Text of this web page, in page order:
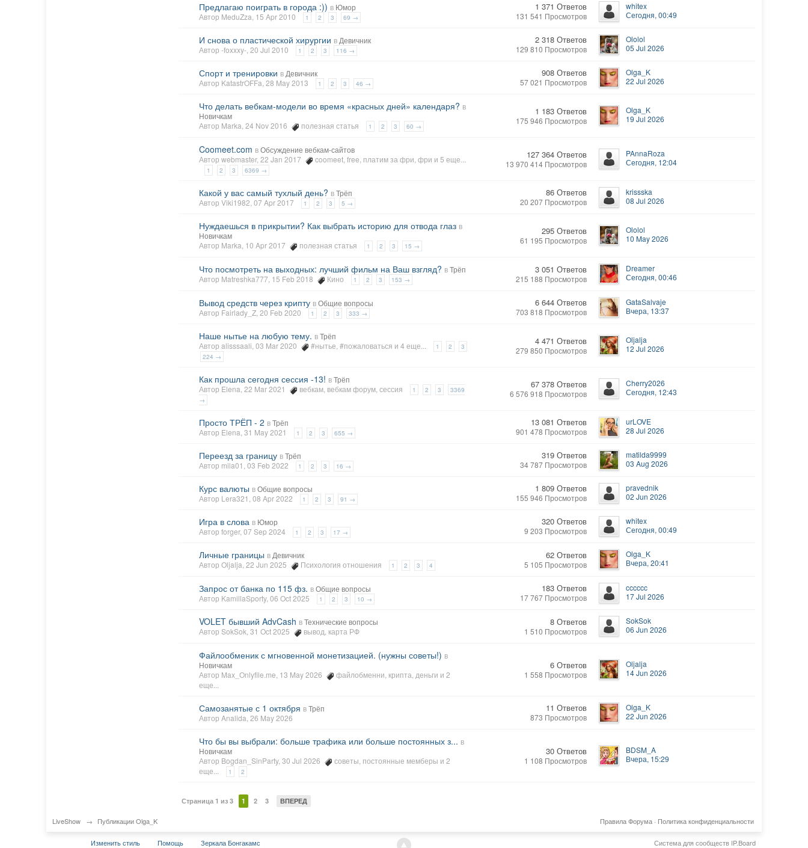
Предлагаю поиграть в города :)) в Юмор
Автор MeduZza , 15 Apr 2010 1 2 3 69 →
1 371 Ответов
131 541 Просмотров
whitex
Сегодня, 00:49
И снова о пластической хирургии в Девичник
Автор-foxxxy- , 20 Jul 2010 1 2 3 116 →
2 318 Ответов
129 810 Просмотров
Ololol
05 Jul 2026
Спорт и тренировки в Девичник
Автор KatastrOFFa , 28 May 2013 1 2 3 46 →
908 Ответов
57 021 Просмотров
Olga_K
22 Jul 2026
Что делать вебкам-модели во время «красных дней» календаря? в
Новичкам
Автор Marka , 24 Nov 2016 полезная статья 1 2 3 60 →
1 183 Ответов
175 946 Просмотров
Olga_K
19 Jul 2026
Coomeet.com вОбсуждение вебкам-сайтов
Авторwebmaster, 22 Jan 2017 coomeet ,free платим за фри ,фри и 5 еще...
1 2 3 6369 →
127 364 Ответов
13 970 414 Просмотров
PAnnaRoza
Сегодня, 12:04
Какой у вас самый тухлый день? вТрёп
АвторViki1982 , 07 Apr 2017 1 2 3 5 →
86 Ответов
20 207 Просмотров
krissska
08 Jul 2026
Нуждаешься в прикрытии? Как выбрать историю для отвода глаз в
Новичкам
Автор Marka , 10 Apr 2017 полезная статья 1 2 3 15 →
295 Ответов
61 195 Просмотров
Ololol
10 May 2026
Что посмотреть на выходных: лучший фильм на Ваш взгляд? вТрёп
Автор Matreshka777 , 15 Feb 2018 Кино 1 2 3 153 →
3 051 Ответов
215 188 Просмотров
Dreamer
Сегодня, 00:46
Вывод средств через крипту вОбщие вопросы
Автор Fairlady_Z , 20 Feb 2020 1 2 3 333 →
6 644 Ответов
703 818 Просмотров
GataSalvaje
Вчера, 13:37
Наше нытье на любую тему. вТрёп
Авторalisssaali , 03 Mar 2020 #нытье ,#пожаловаться и 4 еще... 1 2
3
224 →
4 471 Ответов
279 850 Просмотров
Oljalja
12 Jul 2026
Как прошла сегодня сессия -13! вТрёп
Автор Elena , 22 Mar 2021 вебкам вебкам форум ,сессия 1 2 3
3369
→
67 378 Ответов
6 576 918 Просмотров
Cherry2026
Сегодня, 12:43
Просто ТРЁП - 2 вТрёп
Автор Elena , 31 May 2021 1 2 3 655 →
13 081 Ответов
901 478 Просмотров
urLOVE
28 Jul 2026
Переезд за границу вТрёп
Автор mila01 , 03 Feb 2022 1 2 3 16 →
319 Ответов
34 787 Просмотров
matilda9999
03 Aug 2026
Курс валюты вОбщие вопросы
Автор Lera321 , 08 Apr 2022 1 2 3 91 →
1 809 Ответов
155 946 Просмотров
pravednik
02 Jun 2026
Игра в слова в Юмор
Авторforger, 07 Sep 2024 1 2 3 17 →
320 Ответов
9 203 Просмотров
whitex
Сегодня, 00:49
Личные границы в Девичник
АвторOljalja , 22 Jun 2025 Психология отношения 1 2 3 4
62 Ответов
5 105 Просмотров
Olga_K
Вчера, 20:41
Запрос от банка по 115 фз. вОбщие вопросы
Автор KamillaSporty, 06 Oct 2025 1 2 3 10 →
183 Ответов
17 767 Просмотров
cccccc
17 Jul 2026
VOLET бывший AdvCash вТехнические вопросы
АвторSokSok , 31 Oct 2025 вывод карта РФ
8 Ответов
1 510 Просмотров
SokSok
06 Jun 2026
Файлообменик с мгновенной монетизацией. (нужны советы!) в
Новичкам
Автор Max_Onlyfile.me , 13 May 2026 файлобменни крипта деньги и 2
еще...
6 Ответов
1 558 Просмотров
Oljalja
14 Jun 2026
Самозанятые с 1 октября вТрёп
АвторAnalida , 26 May 2026
11 Ответов
873 Просмотров
Olga_K
22 Jun 2026
Что бы вы выбрали: больше трафика или больше постоянных з... в
Новичкам
Автор Bogdan_SinParty, 30 Jul 2026 советы постоянные мемберы и 2
еще...
1 2
30 Ответов
1 108 Просмотров
BDSM_A
Вчера, 15:29
Страница 1 из 3 1 2 3 ВПЕРЕД
LiveShow → Публикации Olga_K Политика конфиденциальности
Правила Форума·
Изменить стиль Помощь Зеркала Бонгакамс Система для сообществ IP.Board